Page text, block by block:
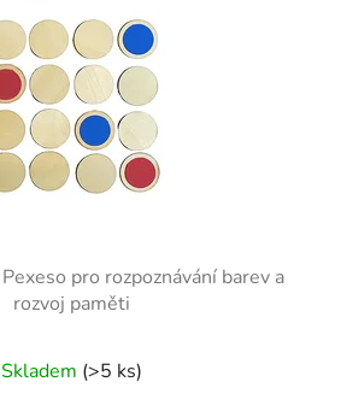
Pexeso pro rozpoznávání barev a
rozvoj paměti
Skladem (>5 ks)